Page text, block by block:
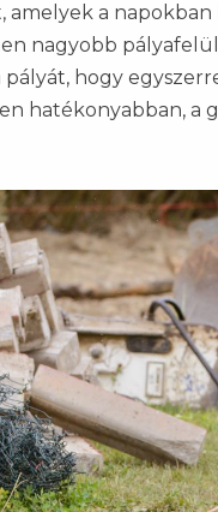
a
nagyobb
hogy
hatékonyabban,